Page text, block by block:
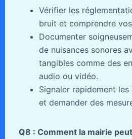
Vérifier les
bruit et comprendre
Documenter
de nuisances sonores
tangibles comme des
audio ou vidéo.
Signaler rapidement
et demander des
Q8 : Comment la mairie